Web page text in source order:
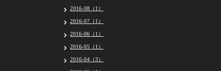
2016-08（1）
2016-07（1）
2016-06（1）
2016-05（1）
2016-04（3）